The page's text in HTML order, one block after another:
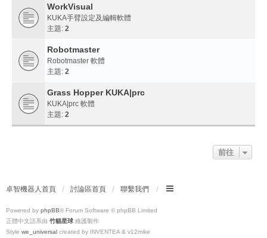
WorkVisual
KUKA手臂設定及編輯軟體
主題: 2
Robotmaster
Robotmaster 軟體
主題: 2
Grass Hopper KUKA|prc
KUKA|prc 軟體
主題: 2
前往
卓智機器人首頁 討論區首頁 聯繫我們
Powered by phpBB® Forum Software © phpBB Limited
正體中文語系由 竹貓星球 維護製作
Style we_universal created by INVENTEA & v12mike